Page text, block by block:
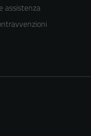
assistenza